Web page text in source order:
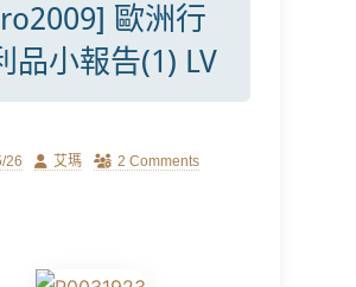
歐洲行
品小報告(1) LV
26 Author
艾瑪 2 Comments